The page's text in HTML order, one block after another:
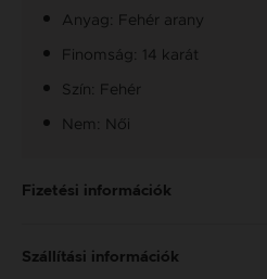
Anyag: Fehér arany
Finomság: 14 karát
Szín: Fehér
Nem: Női
Fizetési információk
Szállítási információk